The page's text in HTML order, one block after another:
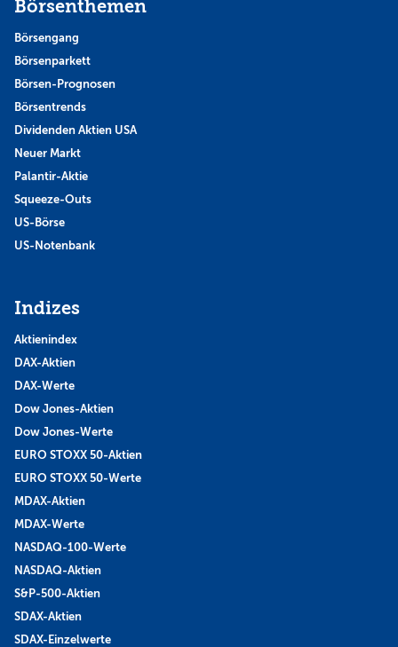
Börsenthemen
Börsengang
Börsenparkett
Börsen-Prognosen
Börsentrends
Dividenden Aktien USA
Neuer Markt
Palantir-Aktie
Squeeze-Outs
US-Börse
US-Notenbank
Indizes
Aktienindex
DAX-Aktien
DAX-Werte
Dow Jones-Aktien
Dow Jones-Werte
EURO STOXX 50-Aktien
EURO STOXX 50-Werte
MDAX-Aktien
MDAX-Werte
NASDAQ-100-Werte
NASDAQ-Aktien
S&P-500-Aktien
SDAX-Aktien
SDAX-Einzelwerte